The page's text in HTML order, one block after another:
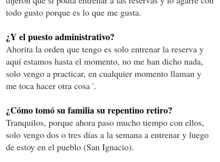
todo gusto porque es lo que me gusta.
¿Y el puesto administrativo?
Ahorita la orden que tengo es solo entrenar la reserva y
aquí estamos hasta el momento, no me han dicho nada,
solo vengo a practicar, en cualquier momento llaman y
me toca hacer otra cosa '.
¿Cómo tomó su familia su repentino retiro?
Tranquilos, porque ahora paso mucho tiempo con ellos,
solo vengo dos o tres días a la semana a entrenar y luego
de estoy en el pueblo (San Ignacio).